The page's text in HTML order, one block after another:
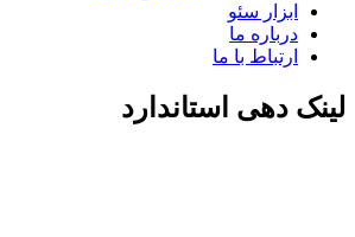
ابزار سئو
درباره ما
ارتباط با ما
لینک دهی استاندارد